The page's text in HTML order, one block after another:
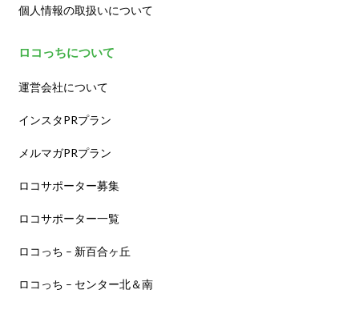
個人情報の取扱いについて
ロコっちについて
運営会社について
インスタPRプラン
メルマガPRプラン
ロコサポーター募集
ロコサポーター一覧
ロコっち – 新百合ヶ丘
ロコっち – センター北＆南